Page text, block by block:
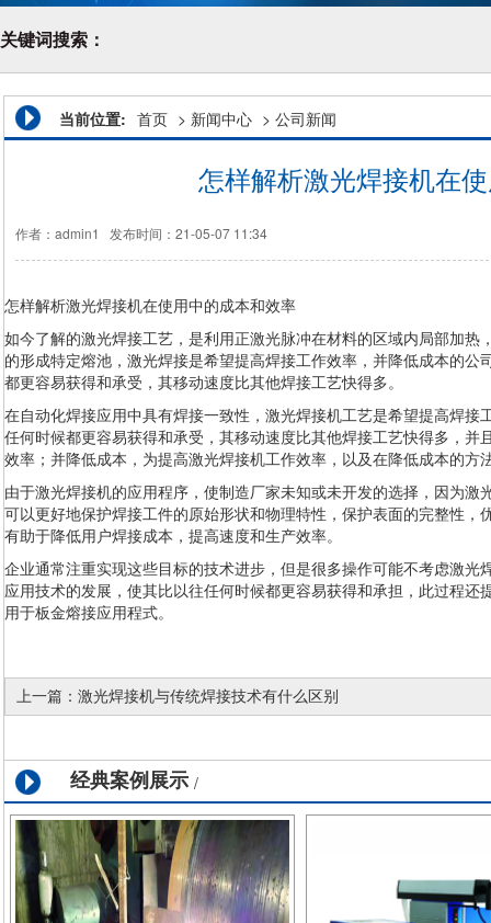
关键词搜索：
当前位置: 首页 > 新闻中心 > 公司新闻
怎样解析激光焊接机在
作者：admin1 发布时间：21-05-07 11:34
怎样解析激光焊接机在使用中的成本和效率
如今了解的激光焊接工艺，是利用正激光脉冲在材料的区域内局部加
的形成特定熔池，激光焊接是希望提高焊接工作效率，并降低成本的
都更容易获得和承受，其移动速度比其他焊接工艺快得多。
在自动化焊接应用中具有焊接一致性，激光焊接机工艺是希望提高焊
任何时候都更容易获得和承受，其移动速度比其他焊接工艺快得多，
效率；并降低成本，为提高激光焊接机工作效率，以及在降低成本的方
由于激光焊接机的应用程序，使制造厂家未知或未开发的选择，因为
可以更好地保护焊接工件的原始形状和物理特性，保护表面的完整性
有助于降低用户焊接成本，提高速度和生产效率。
企业通常注重实现这些目标的技术进步，但是很多操作可能不考虑激
应用技术的发展，使其比以往任何时候都更容易获得和承担，此过程
用于板金熔接应用程式。
上一篇： 激光焊接机与传统焊接技术有什么区别
经典案例展示 /